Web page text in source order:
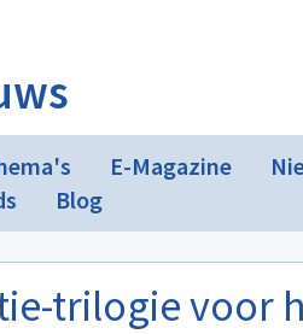
E-Magazine
Blog
trilogie voor